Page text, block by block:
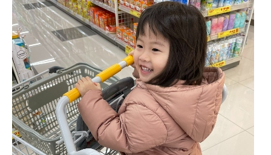
ビジネスと働き方のヒント
AI活用のいまが分かる
企業ITのトレンドを詳説
経営リーダーのコミュニティ
マーケ×ITの今がよく分かる
ITエンジニア向け専門サイト